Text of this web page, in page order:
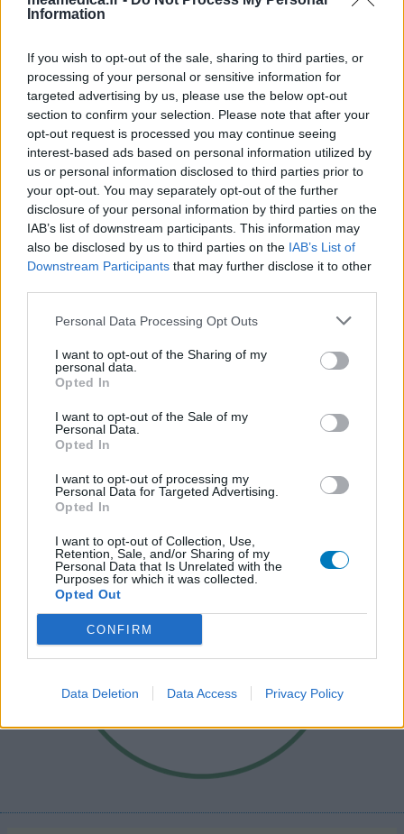
Information
If you wish to opt-out of the sale, sharing to third parties, or
processing of your personal or sensitive information for
targeted advertising by us, please use the below opt-out
section to confirm your selection. Please note that after your
opt-out request is processed you may continue seeing
interest-based ads based on personal information utilized by
us or personal information disclosed to third parties prior to
your opt-out. You may separately opt-out of the further
disclosure of your personal information by third parties on the
IAB’s list of downstream participants. This information may
also be disclosed by us to third parties on the IAB’s List of
Downstream Participants that may further disclose it to other
Personal Data Processing Opt Outs
I want to opt-out of the Sharing of my
personal data.
Opted In
I want to opt-out of the Sale of my
Personal Data.
Opted In
I want to opt-out of processing my
Personal Data for Targeted Advertising.
Opted In
I want to opt-out of Collection, Use,
Retention, Sale, and/or Sharing of my
Personal Data that Is Unrelated with the
Purposes for which it was collected.
Opted Out
CONFIRM
Data Deletion Data Access Privacy Policy